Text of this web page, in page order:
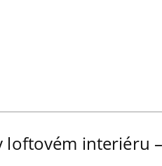
loftovém interiéru